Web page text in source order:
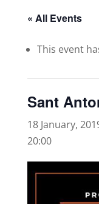
« All Events
This event
Sant
18 January,
20:00